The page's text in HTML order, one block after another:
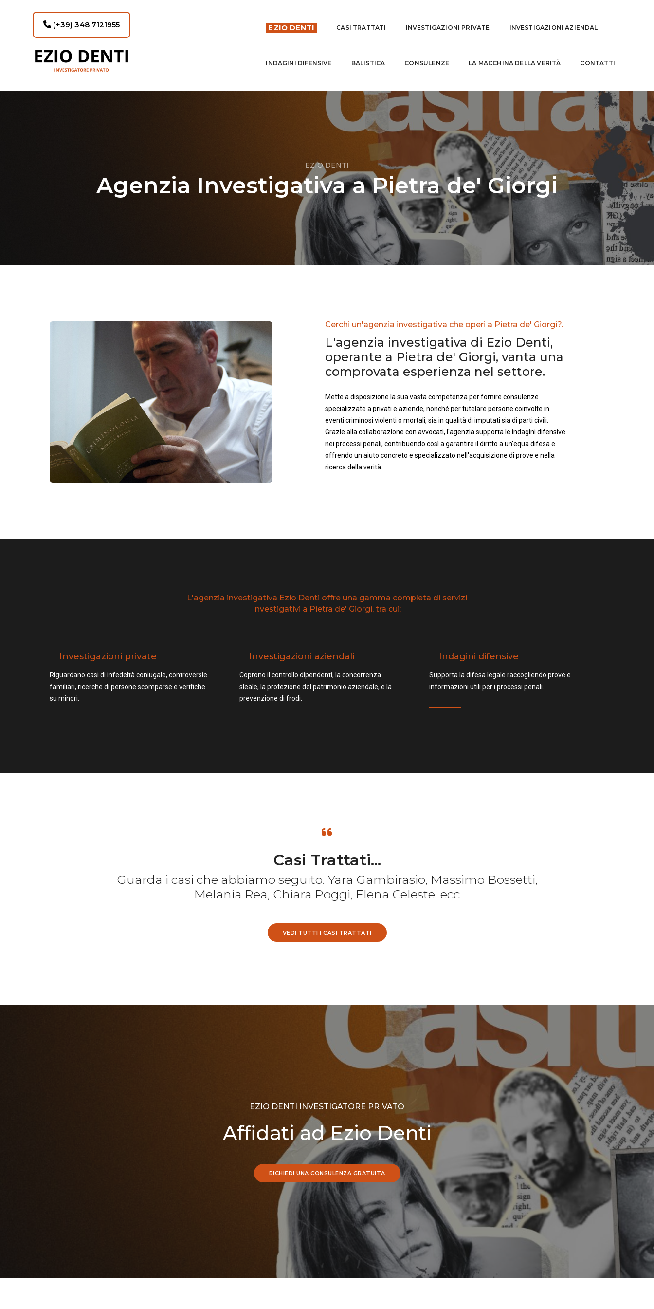
(+39) 348 7121955 EZIO DENTI CASI TRATTATI INVESTIGAZIONI PRIVATE INVESTIGAZIONI AZIENDALI
INDAGINI DIFENSIVE BALISTICA CONSULENZE LA MACCHINA DELLA VERITÀ CONTATTI
EZIO DENTI
Agenzia Investigativa a Pietra de' Giorgi
Cerchi un'agenzia investigativa che operi a Pietra de' Giorgi?.
L'agenzia investigativa di Ezio Denti,
operante a Pietra de' Giorgi, vanta una
comprovata esperienza nel settore.
Mette a disposizione la sua vasta competenza per fornire consulenze
specializzate a privati e aziende, nonché per tutelare persone coinvolte in
eventi criminosi violenti o mortali, sia in qualità di imputati sia di parti civili.
Grazie alla collaborazione con avvocati, l'agenzia supporta le indagini difensive
nei processi penali, contribuendo così a garantire il diritto a un'equa difesa e
offrendo un aiuto concreto e specializzato nell'acquisizione di prove e nella
ricerca della verità.
L'agenzia investigativa Ezio Denti offre una gamma completa di servizi
investigativi a Pietra de' Giorgi, tra cui:
Investigazioni private
Riguardano casi di infedeltà coniugale, controversie
familiari, ricerche di persone scomparse e verifiche
su minori.
Investigazioni aziendali
Coprono il controllo dipendenti, la concorrenza
sleale, la protezione del patrimonio aziendale, e la
prevenzione di frodi.
Indagini difensive
Supporta la difesa legale raccogliendo prove e
informazioni utili per i processi penali.
Casi Trattati...
Guarda i casi che abbiamo seguito. Yara Gambirasio, Massimo Bossetti,
Melania Rea, Chiara Poggi, Elena Celeste, ecc
VEDI TUTTI I CASI TRATTATI
EZIO DENTI INVESTIGATORE PRIVATO
Affidati ad Ezio Denti
RICHIEDI UNA CONSULENZA GRATUITA